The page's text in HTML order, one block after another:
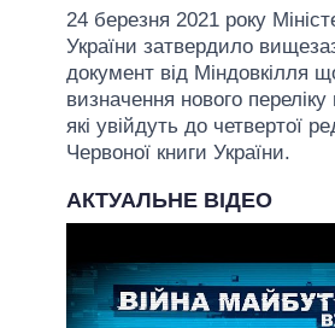
24 березня 2021 року
України затвердило
документ від Міндовкілля
визначення нового
які увійдуть до четвертої
Червоної книги України.
АКТУАЛЬНЕ ВІДЕО